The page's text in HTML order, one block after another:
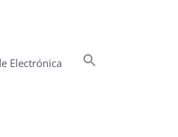
Electrónica